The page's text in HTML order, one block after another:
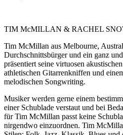
TIM McMILLAN & RACHEL
Tim McMillan aus Melbourne,
Durchschnittsbürger und ein ganz
präsentiert seine virtuosen
athletischen Gitarrenkniffen und
melodischen Songwriting.
Musiker werden gerne einem
einer Schublade verstaut und bei
für Tim McMillan passt keine
nirgendwo einzuordnen. Tim